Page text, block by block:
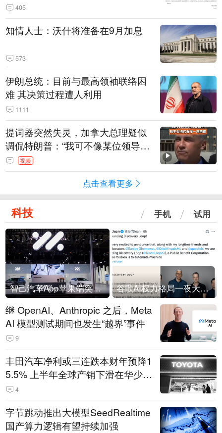
405
知情人士：沃什将准备在9月加息
573
伊朗总统：目前与最高领袖联络困
难 其决策过程遭人利用
1111
提词器突然失灵，加拿大总理疑似
调侃特朗普：“我可不像某位领导
人，把这当成一场阴谋”，全场哄笑
视频
点击查看更多
科技 手机 试用
智己汽车App苹果端突然“下架” 谷歌AI权力格局一夜大洗牌
继 OpenAI、Anthropic 之后，Meta
AI 模型测试期间也发生“越界”事件
9
丰田汽车净利或三连跌本财年预降1
5.5% 上半年全球产销下滑在华少卖
14.3万辆
4
字节跳动推出大模型SeedRealtime
国产算力逻辑有望持续加强